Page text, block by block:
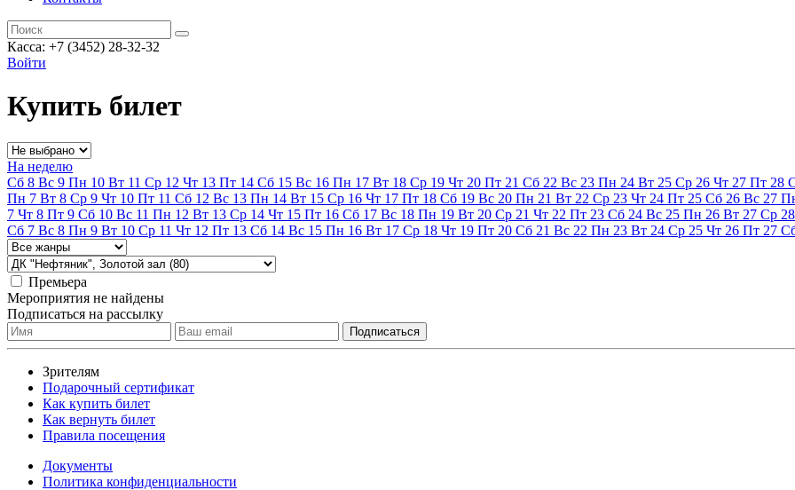
Касса: +7 (3452) 28-32-32
Войти
Купить билет
На неделю
Сб 8 Вс 9 Пн 10 Вт 11 Ср 12 Чт 13 Пт 14 Сб 15 Вс 16 Пн 17 Вт 18 Ср 19 Чт 20 Пт 21 Сб 22 Вс 23 Пн 24 Вт 25 Ср 26 Чт 27 Пт 28
Пн 7 Вт 8 Ср 9 Чт 10 Пт 11 Сб 12 Вс 13 Пн 14 Вт 15 Ср 16 Чт 17 Пт 18 Сб 19 Вс 20 Пн 21 Вт 22 Ср 23 Чт 24 Пт 25 Сб 26 Вс 27
7 Чт 8 Пт 9 Сб 10 Вс 11 Пн 12 Вт 13 Ср 14 Чт 15 Пт 16 Сб 17 Вс 18 Пн 19 Вт 20 Ср 21 Чт 22 Пт 23 Сб 24 Вс 25 Пн 26 Вт 27 Ср 28
Сб 7 Вс 8 Пн 9 Вт 10 Ср 11 Чт 12 Пт 13 Сб 14 Вс 15 Пн 16 Вт 17 Ср 18 Чт 19 Пт 20 Сб 21 Вс 22 Пн 23 Вт 24 Ср 25 Чт 26 Пт 27
Премьера
Мероприятия не найдены
Подписаться на рассылку
Зрителям
Подарочный сертификат
Как купить билет
Как вернуть билет
Правила посещения
Документы
Политика конфиденциальности